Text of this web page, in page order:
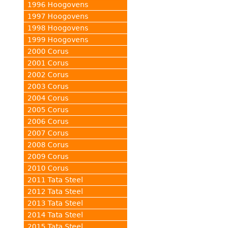
1996 Hoogovens
1997 Hoogovens
1998 Hoogovens
1999 Hoogovens
2000 Corus
2001 Corus
2002 Corus
2003 Corus
2004 Corus
2005 Corus
2006 Corus
2007 Corus
2008 Corus
2009 Corus
2010 Corus
2011 Tata Steel
2012 Tata Steel
2013 Tata Steel
2014 Tata Steel